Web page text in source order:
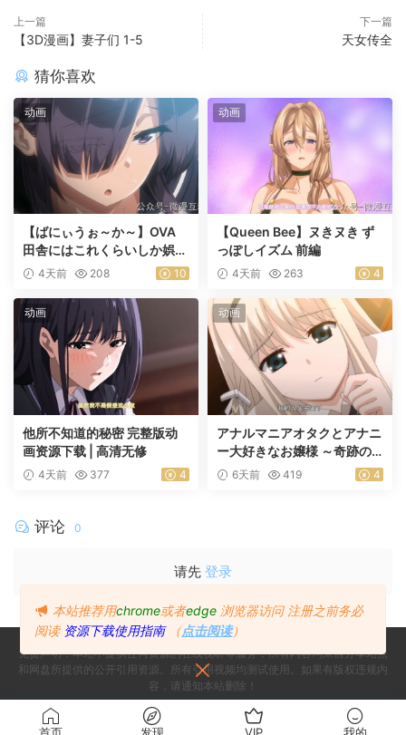
上一篇
【3D漫画】妻子们 1-5
下一篇
天女传全
猜你喜欢
动画
【ばにぃうぉ～か～】OVA
田舎にはこれくらいしか娯楽
がない ＃1乡下几乎没有娱乐
4天前 208 10
动画
【Queen Bee】ヌきヌき ず
っぽしイズム 前編
4天前 263 4
动画
他所不知道的秘密 完整版动
画资源下载 | 高清无修
4天前 377 4
动画
アナルマニアオタクとアナニ
ー大好きなお嬢様 ～奇跡の
マッチング～ 前編
6天前 419 4
评论 0
请先 登录
免责声明：本站不提供任何资源的在线视听等服务，所有内容均来自分享站点
和网盘所提供的公开引用资源。所有引用视频均测试使用。如果有版权违规内
容，请通知本站删除！
Copyright © 2024 Since 2024, Build with ♥ 萌番 - All rights reserved
本站推荐用chrome或者edge 浏览器访问 注册之前务必
阅读 资源下载使用指南 （点击阅读）